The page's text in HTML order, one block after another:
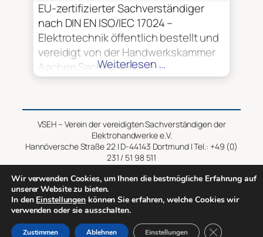
EU-zertifizierter Sachverständiger
nach DIN EN ISO/IEC 17024 –
Elektrotechnik öffentlich bestellt und
vereidigt von der Handwerkskammer
Aachen Sachkundiger für
Fluchttürsysteme und
gemäß § 7 Luftsicherheitsgesetz
(LuftSIG)
Weiterlesen …
VSEH – Verein der vereidigten Sachverständigen der
Elektrohandwerke e.V.
Hannöversche Straße 22 | D-44143 Dortmund | Tel.: +49 (0)
231 / 51 98 511
Impressum–Datenschutz
Copyright © 2014 – 2026 VSEH
Wir verwenden Cookies, um Ihnen die bestmögliche Erfahrung auf
unserer Website zu bieten.
In den Einstellungen können Sie erfahren, welche Cookies wir
verwenden oder sie ausschalten.
Zustimmen Ablehnen Einstellungen GDPR